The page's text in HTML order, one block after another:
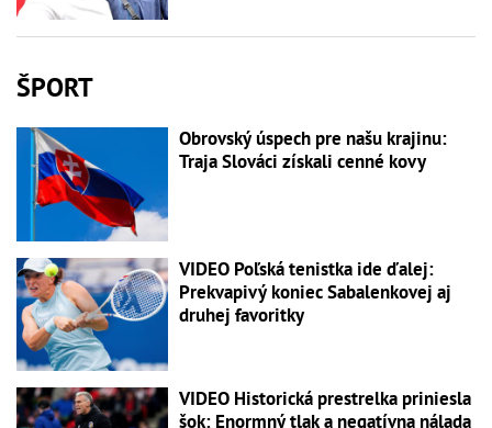
ŠPORT
Obrovský úspech pre našu krajinu:
Traja Slováci získali cenné kovy
VIDEO Poľská tenistka ide ďalej:
Prekvapivý koniec Sabalenkovej aj
druhej favoritky
VIDEO Historická prestrelka priniesla
šok: Enormný tlak a negatívna nálada